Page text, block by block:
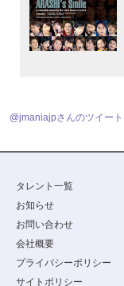
@jmaniajpさんのツイート
タレント一覧
お知らせ
お問い合わせ
会社概要
プライバシーポリシー
サイトポリシー